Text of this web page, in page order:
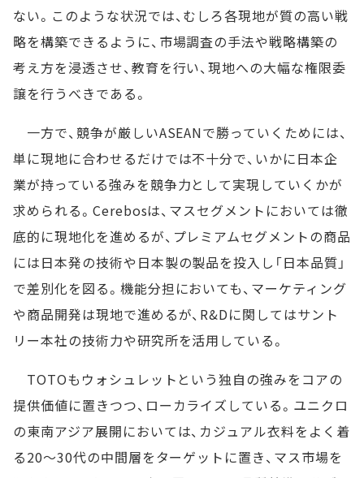
ない。このような状況では、むしろ各現地が質の高い戦
略を構築できるように、市場調査の手法や戦略構築の
考え方を浸透させ、教育を行い、現地への大幅な権限委
譲を行うべきである。
一方で、競争が厳しいASEANで勝っていくためには、
単に現地に合わせるだけでは不十分で、いかに日本企
業が持っている強みを競争力として実現していくかが
求められる。Cerebosは、マスセグメントにおいては徹
底的に現地化を進めるが、プレミアムセグメントの商品
には日本発の技術や日本製の製品を投入し「日本品質」
で差別化を図る。機能分担においても、マーケティング
や商品開発は現地で進めるが、R&Dに関してはサント
リー本社の技術力や研究所を活用している。
TOTOもウォシュレットという独自の強みをコアの
提供価値に置きつつ、ローカライズしている。ユニクロ
の東南アジア展開においては、カジュアル衣料をよく着
る20～30代の中間層をターゲットに置き、マス市場を